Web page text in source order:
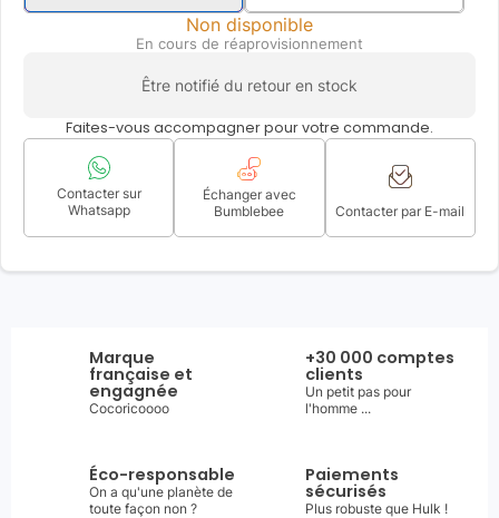
Non disponible
En cours de réaprovisionnement
Être notifié du retour en stock
Faites-vous accompagner pour votre commande.
Contacter sur
Whatsapp
Échanger avec
Bumblebee
Contacter par E-mail
Marque
française et
engagnée
Cocoricoooo
+30 000 comptes
clients
Un petit pas pour
l'homme ...
Éco-responsable
On a qu'une planète de
toute façon non ?
Paiements
sécurisés
Plus robuste que Hulk !